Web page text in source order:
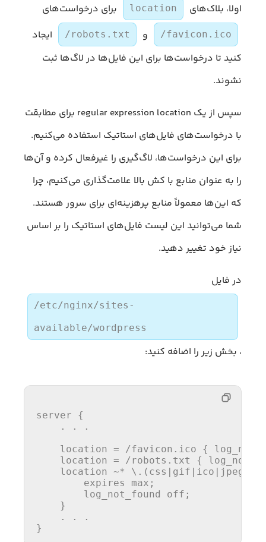
اولا، بلاک‌های location برای درخواست‌های
/favicon.ico و /robots.txt
ایجاد
کنید تا درخواست‌ها برای این فایل‌ها در لاگ‌ها ثبت
نشوند.
سپس از یک regular expression location برای مطابقت
با درخواست‌های فایل‌های استاتیک استفاده می‌کنیم.
برای این درخواست‌ها، لاگ‌گیری را غیرفعال کرده و آن‌ها
را به عنوان منابع با کش بالا علامت‌گذاری می‌کنیم، چرا
که این‌ها معمولاً منابع پرهزینه‌ای برای سرور هستند.
شما می‌توانید این لیست فایل‌های استاتیک را بر اساس
نیاز خود تغییر دهید.
در فایل
/etc/nginx/sites-
available/wordpress
، بخش زیر را اضافه کنید:
server {
    . . .
location = /favicon.ico {
location = /robots.txt {
location ~*
        expires max;
        log_not_found
off ;
    }
    . . .
}